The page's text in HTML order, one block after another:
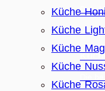
Dein
Küche
Küche
Küche
Küche
Küche